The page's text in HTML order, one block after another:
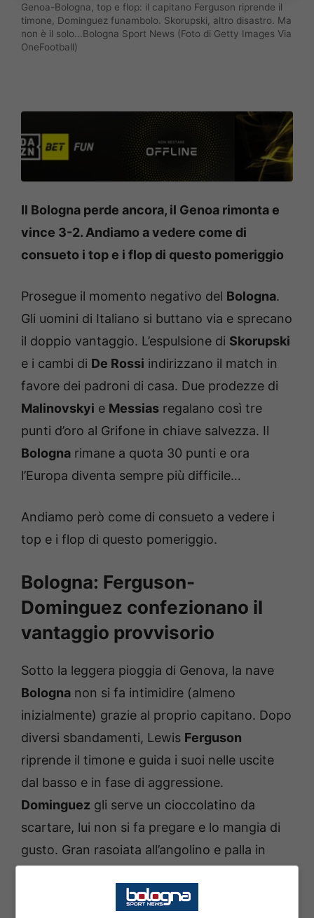
Genoa-Bologna, top e flop: il capitano Ferguson riprende il
timone, Dominguez funambolo. Skorupski, altro disastro. Ma
non è il solo...Bologna Sport News (Foto di Getty Images Via
OneFootball)
Il Bologna perde ancora, il Genoa rimonta e
vince 3-2. Andiamo a vedere come di
consueto i top e i flop di questo pomeriggio
Prosegue il momento negativo del Bologna.
Gli uomini di Italiano si buttano via e sprecano
il doppio vantaggio. L’espulsione di Skorupski
e i cambi di De Rossi indirizzano il match in
favore dei padroni di casa. Due prodezze di
Malinovskyi e Messias regalano così tre
punti d’oro al Grifone in chiave salvezza. Il
Bologna rimane a quota 30 punti e ora
l’Europa diventa sempre più difficile…
Andiamo però come di consueto a vedere i
top e i flop di questo pomeriggio.
Bologna: Ferguson-
Dominguez confezionano il
vantaggio provvisorio
Sotto la leggera pioggia di Genova, la nave
Bologna non si fa intimidire (almeno
inizialmente) grazie al proprio capitano. Dopo
diversi sbandamenti, Lewis Ferguson
riprende il timone e guida i suoi nelle uscite
dal basso e in fase di aggressione.
Dominguez gli serve un cioccolatino da
scartare, lui non si fa pregare e lo mangia di
gusto. Gran rasoiata all’angolino e palla in
boccata d’ossigeno dopo mesi senza fiato.